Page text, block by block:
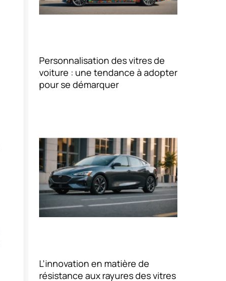
Personnalisation des vitres de
voiture : une tendance à adopter
pour se démarquer
L’innovation en matière de
résistance aux rayures des vitres